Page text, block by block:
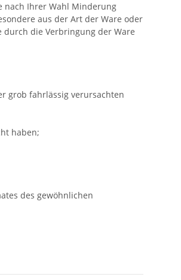
nach Ihrer Wahl Minderung
aus der Art der Ware oder
durch die Verbringung der Ware
grob fahrlässig verursachten
haben;
des gewöhnlichen